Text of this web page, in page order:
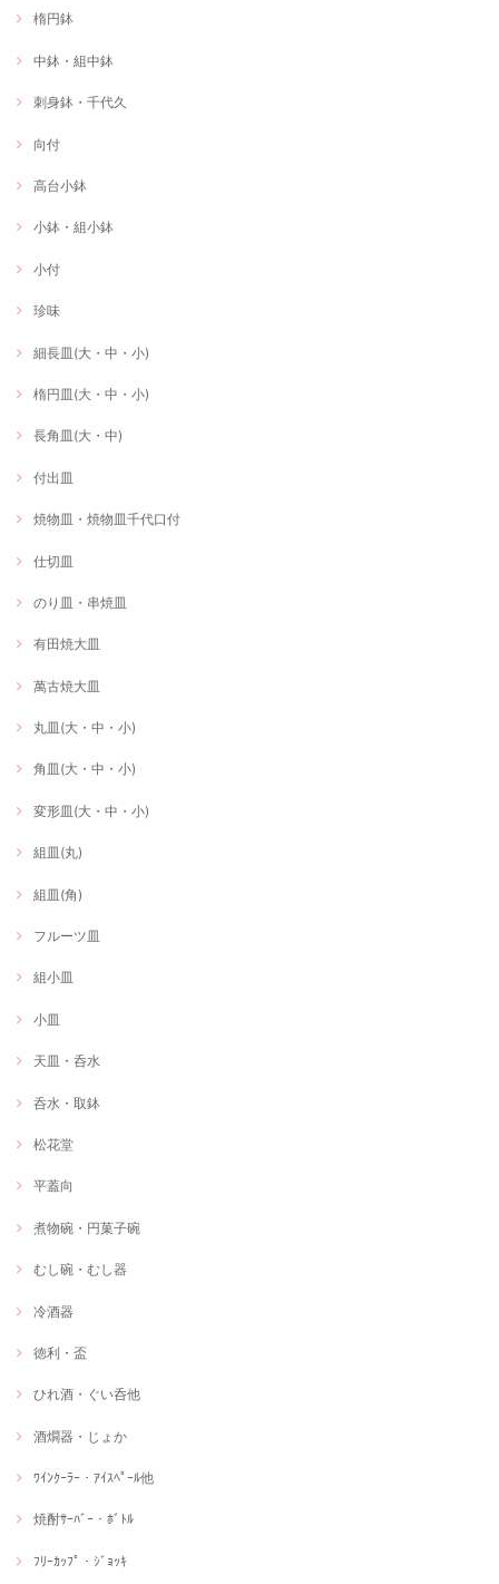
楕円鉢
中鉢・組中鉢
刺身鉢・千代久
向付
高台小鉢
小鉢・組小鉢
小付
珍味
細長皿(大・中・小)
楕円皿(大・中・小)
長角皿(大・中)
付出皿
焼物皿・焼物皿千代口付
仕切皿
のり皿・串焼皿
有田焼大皿
萬古焼大皿
丸皿(大・中・小)
角皿(大・中・小)
変形皿(大・中・小)
組皿(丸)
組皿(角)
フルーツ皿
組小皿
小皿
天皿・呑水
呑水・取鉢
松花堂
平蓋向
煮物碗・円菓子碗
むし碗・むし器
冷酒器
徳利・盃
ひれ酒・ぐい呑他
酒燗器・じょか
ﾜｲﾝｸｰﾗｰ・ｱｲｽﾍﾟｰﾙ他
焼酎ｻｰﾊﾞｰ・ﾎﾞﾄﾙ
ﾌﾘｰｶｯﾌﾟ・ｼﾞｮｯｷ